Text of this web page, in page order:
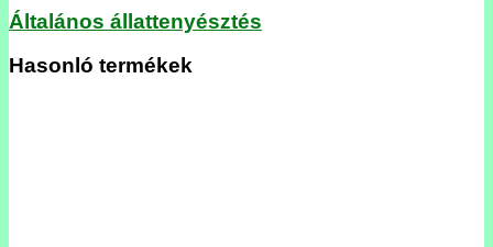
Általános állattenyésztés
Hasonló termékek